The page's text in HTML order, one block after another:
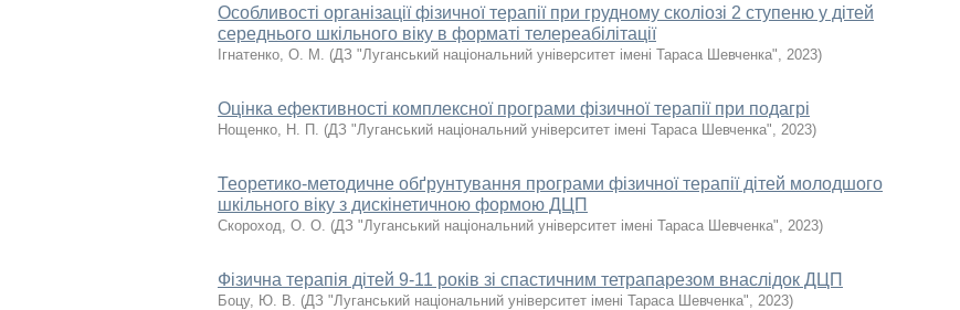
Особливості організації фізичної терапії при грудному сколіозі 2 ступеню у дітей
середнього шкільного віку в форматі телереабілітації
Ігнатенко, О. М. (ДЗ "Луганський національний університет імені Тараса Шевченка", 2023)
Оцінка ефективності комплексної програми фізичної терапії при подагрі
Нощенко, Н. П. (ДЗ "Луганський національний університет імені Тараса Шевченка", 2023)
Теоретико-методичне обґрунтування програми фізичної терапії дітей молодшого
шкільного віку з дискінетичною формою ДЦП
Скороход, О. О. (ДЗ "Луганський національний університет імені Тараса Шевченка", 2023)
Фізична терапія дітей 9-11 років зі спастичним тетрапарезом внаслідок ДЦП
Боцу, Ю. В. (ДЗ "Луганський національний університет імені Тараса Шевченка", 2023)